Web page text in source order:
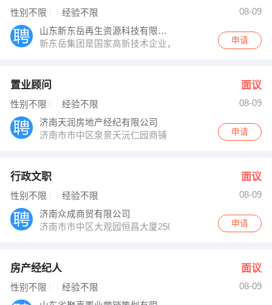
性别不限 经验不限
08-09
山东新东岳再生资源科技有限公司
新东岳集团是国家高新技术企业，泰安市50强企业，公
申请
置业顾问 面议
性别不限 经验不限
08-09
济南天润房地产经纪有限公司
济南市市中区泉景天沅仁园商铺
申请
行政文职 面议
性别不限 经验不限
08-09
济南众成商贸有限公司
济南市市中区大观园恒昌大厦2504室
申请
房产经纪人 面议
性别不限 经验不限
08-09